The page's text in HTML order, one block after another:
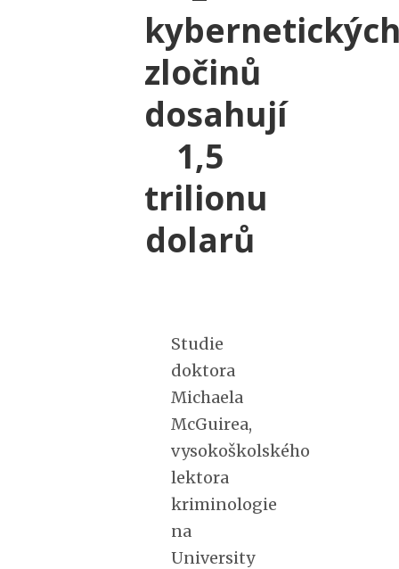
zločinů
dosahují
1,5
trilionu
dolarů
Studie
doktora
Michaela
McGuirea,
vysokoškolského
lektora
kriminologie
na
University